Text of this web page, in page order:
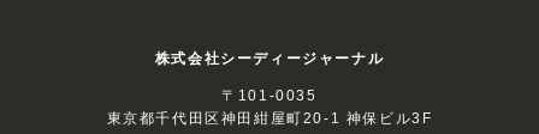
株式会社シーディージャーナル
〒101-0035
東京都千代田区神田紺屋町20-1 神保ビル3F